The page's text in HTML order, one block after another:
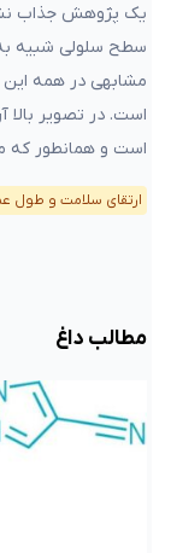
یک پژوهش جذاب
سطح سلولی شبیه
مشابهی در همه
است و همانطور که
ارتقای سلامت و طول
مطالب داغ